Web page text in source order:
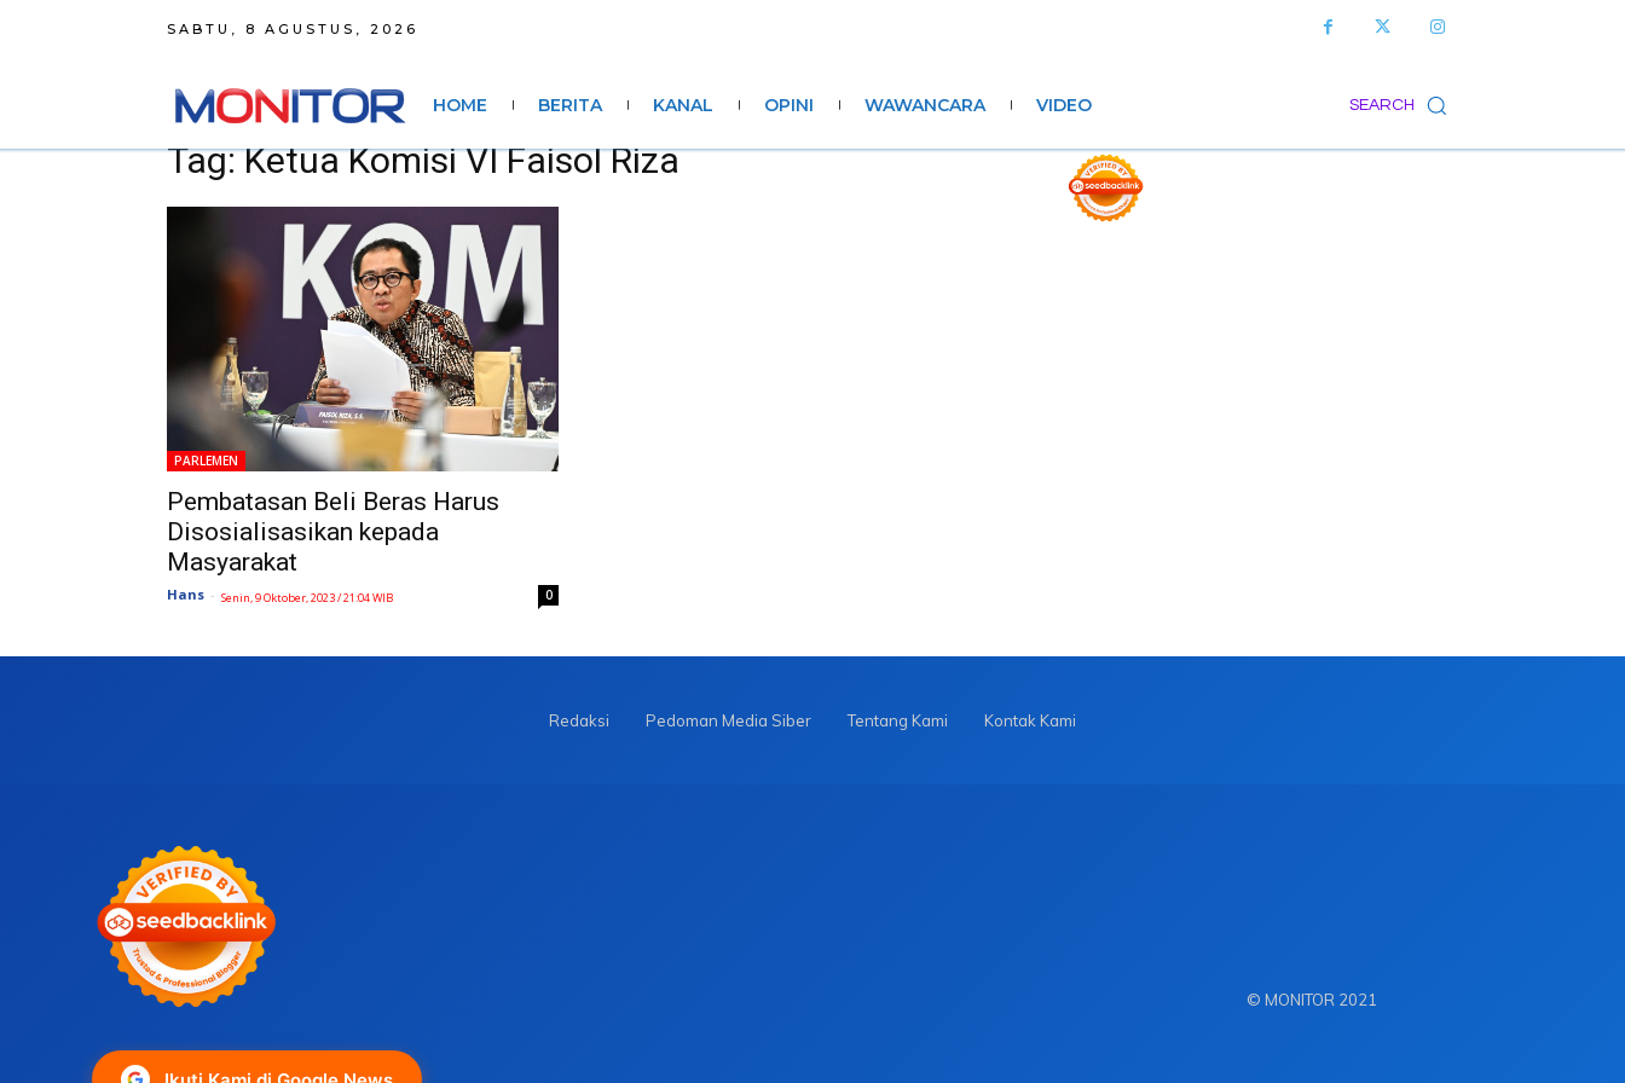
SABTU, 8 AGUSTUS, 2026
SEARCH
HOME BERITA KANAL OPINI WAWANCARA VIDEO
Tag: Ketua Komisi VI Faisol Riza
PARLEMEN
Pembatasan Beli Beras Harus
Disosialisasikan kepada
Masyarakat
Hans - Senin, 9 Oktober, 2023 / 21:04 WIB 0
Redaksi Pedoman Media Siber Tentang Kami Kontak Kami
© MONITOR 2021